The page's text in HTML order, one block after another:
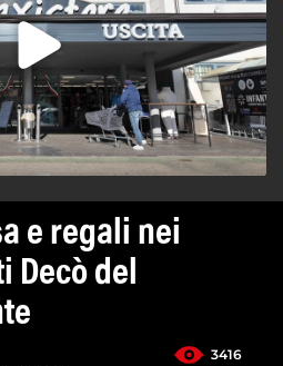
e regali nei
Decò del
3416